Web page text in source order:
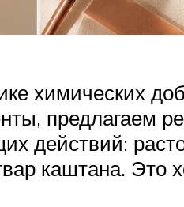
химических
предлагаем
действий:
каштана.